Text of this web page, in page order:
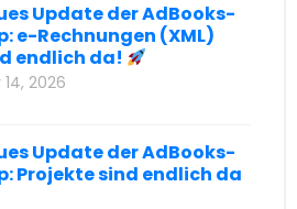
Update der AdBooks-
e-Rechnungen (XML)
endlich da!
14, 2026
Update der AdBooks-
Projekte sind endlich da